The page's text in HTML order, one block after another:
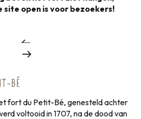
open is voor bezoekers!
BÉ
fort du Petit-Bé, genesteld achter
voltooid in 1707, na de dood van